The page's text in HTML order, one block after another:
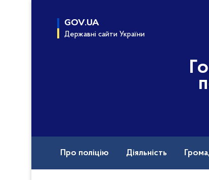
GOV.UA
Державні сайти України
Про поліцію Діяльність